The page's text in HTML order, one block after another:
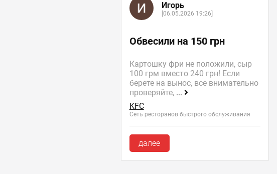
Игорь
[06.05.2026 19:26]
Обвесили на 150 грн
Картошку фри не положили, сыр
100 грм вместо 240 грн! Если
берете на вынос, все внимательно
проверяйте, ...
KFC
Сеть ресторанов быстрого обслуживания
далее